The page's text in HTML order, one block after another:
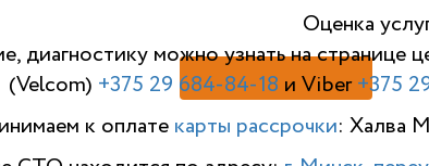
диагностику можно узнать на
(Velcom) +375 29 684-84-18 и Viber+375
к оплате карты рассрочки: Халва
Оценка